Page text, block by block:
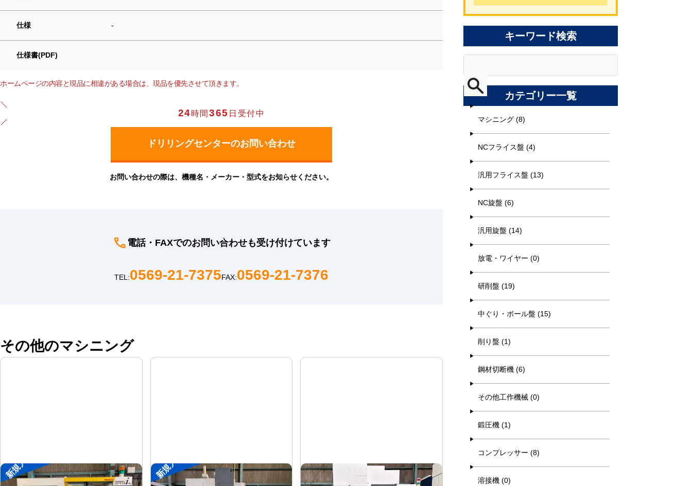
仕様 -
仕様書(PDF)
ホームページの内容と現品に相違がある場合は、現品を優先させて頂きます。
24時間365 日受付中
お問い合わせの際は、機種名・メーカー・型式をお知らせください。
電話・FAXでのお問い合わせも受け付けています
TEL:0569-21-7375FAX:0569-21-7376
その他のマシニング
新規入荷
ドリリングセンター 新規入荷
#4立マシニング #5立マシニング
キーワード検索
カテゴリー一覧
マシニング (8)
NCフライス盤 (4)
汎用フライス盤 (13)
NC旋盤 (6)
汎用旋盤 (14)
放電・ワイヤー (0)
研削盤 (19)
中ぐり・ボール盤 (15)
削り盤 (1)
鋼材切断機 (6)
その他工作機械 (0)
鍛圧機 (1)
コンプレッサー (8)
溶接機 (0)